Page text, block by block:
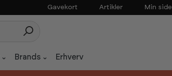
Gavekort Artikler Min side
Brands Erhverv